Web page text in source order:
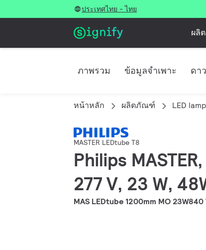
ประเทศไทย - ไทย
ผลิ
ภาพรวม ข้อมูลจำเพาะ ดา
หน้าหลัก ผลิตภัณฑ์ LED
MASTER LEDtube T8
Philips
277 V, 23 W,
MAS LEDtube 1200mm MO 23W840